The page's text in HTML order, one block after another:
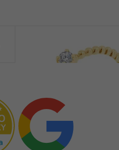
od 17 490 Kč